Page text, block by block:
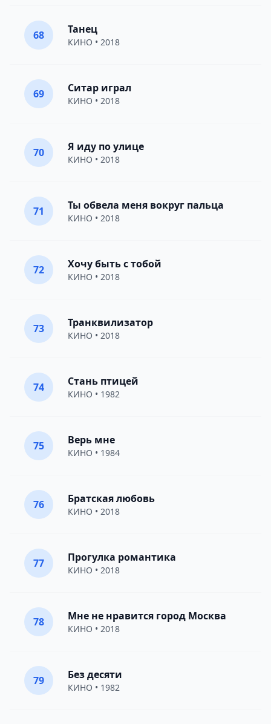
68 Танец
КИНО • 2018
69 Ситар играл
КИНО • 2018
70 Я иду по улице
КИНО • 2018
71 Ты обвела меня вокруг пальца
КИНО • 2018
72 Хочу быть с тобой
КИНО • 2018
73 Транквилизатор
КИНО • 2018
74 Стань птицей
КИНО • 1982
75 Верь мне
КИНО • 1984
76 Братская любовь
КИНО • 2018
77 Прогулка романтика
КИНО • 2018
78 Мне не нравится город Москва
КИНО • 2018
79 Без десяти
КИНО • 1982